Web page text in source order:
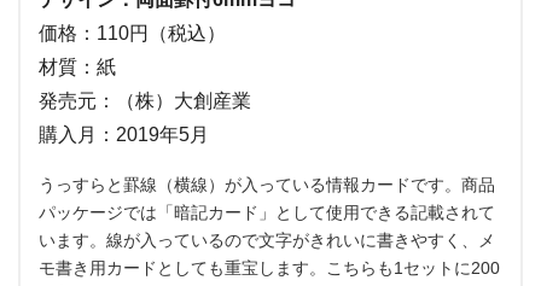
価格：110円（税込）
材質：紙
発売元：（株）大創産業
購入月：2019年5月
うっすらと罫線（横線）が入っている情報カードです。商品
パッケージでは「暗記カード」として使用できる記載されて
います。線が入っているので文字がきれいに書きやすく、メ
モ書き用カードとしても重宝します。こちらも1セットに200